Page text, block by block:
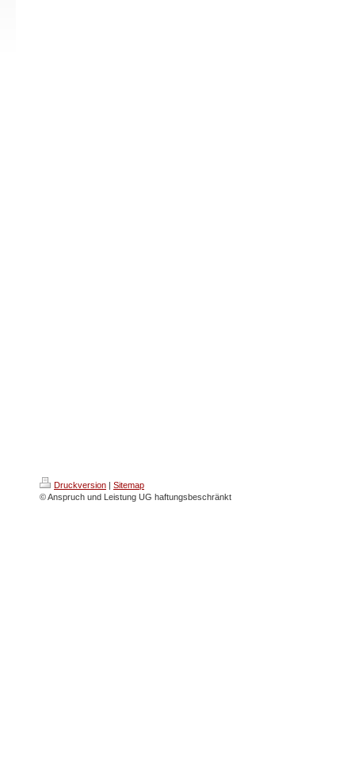
Druckversion | Sitemap
© Anspruch und Leistung UG haftungsbeschränkt